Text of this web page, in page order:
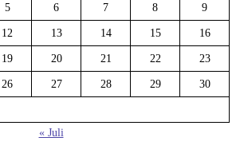
5 6 7 8 9
12 13 14 15 16
19 20 21 22 23
26 27 28 29 30
« Juli